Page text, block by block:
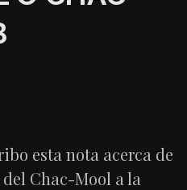
esta nota acerca de
Chac-Mool a la